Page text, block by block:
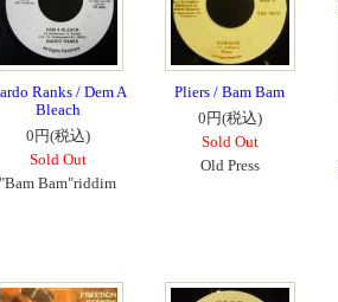
Ranks / Dem A
Bleach
0円(税込)
Sold Out
"Bam Bam"riddim
Pliers / Bam Bam
0円(税込)
Sold Out
Old Press